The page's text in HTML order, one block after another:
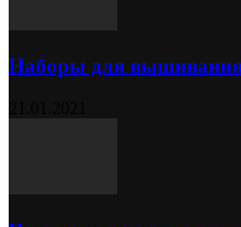
Наборы для